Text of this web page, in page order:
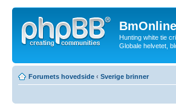
Hunting white tie
Globale helvetet,
Forumets hovedside ‹ Sverige brinner